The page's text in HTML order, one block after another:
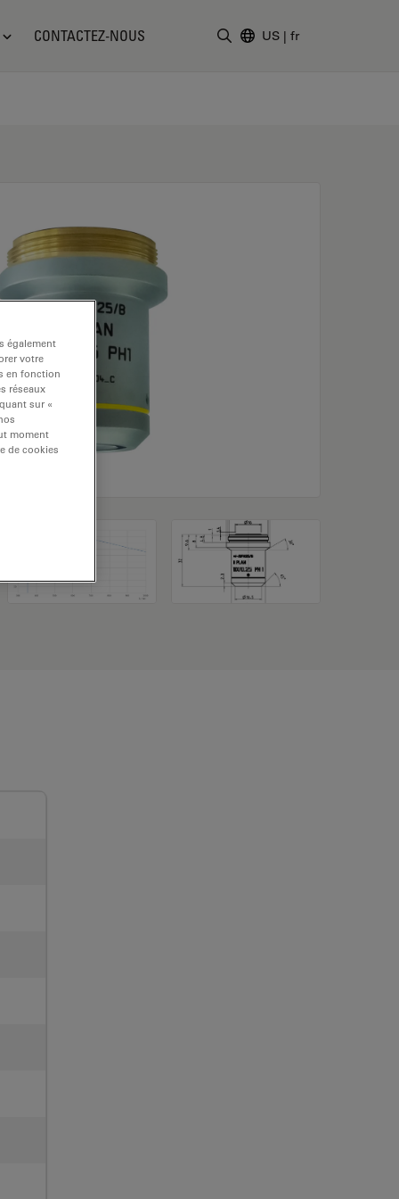
CONTACTEZ-NOUS US | fr
également
votre
en fonction
réseaux
sur «
moment
de cookies